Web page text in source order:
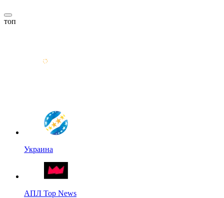
топ
Украина
АПЛ Top News